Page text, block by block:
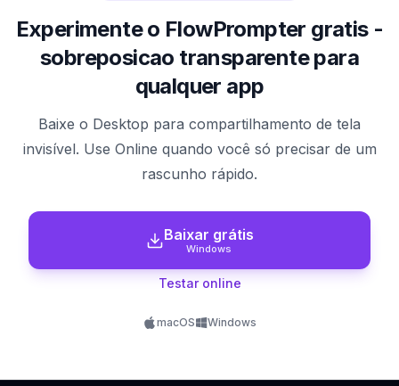
Experimente o FlowPrompter gratis -
sobreposicao transparente para
qualquer app
Baixe o Desktop para compartilhamento de tela
invisível. Use Online quando você só precisar de um
rascunho rápido.
Baixar grátis
Windows
Testar online
macOS Windows